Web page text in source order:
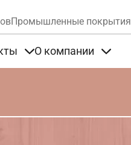
Промышленные покрытия
О компании